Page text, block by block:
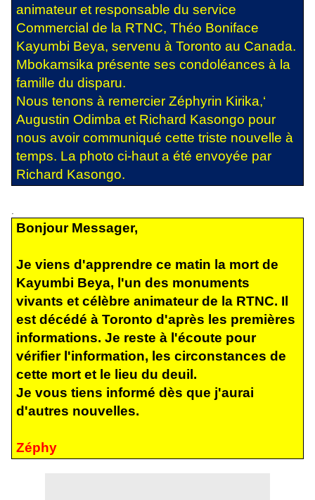
animateur et responsable du service
Commercial de la RTNC, Théo Boniface
Kayumbi Beya, servenu à Toronto au Canada.
Mbokamsika présente ses condoléances à la
famille du disparu.
Nous tenons à remercier Zéphyrin Kirika,‘
Augustin Odimba et Richard Kasongo pour
nous avoir communiqué cette triste nouvelle à
temps. La photo ci-haut a été envoyée par
Richard Kasongo.
Bonjour Messager,
Je viens d'apprendre ce matin la mort de
Kayumbi Beya, l'un des monuments
vivants et célèbre animateur de la RTNC. Il
est décédé à Toronto d'après les premières
informations. Je reste à l'écoute pour
vérifier l'information, les circonstances de
cette mort et le lieu du deuil.
Je vous tiens informé dès que j'aurai
d'autres nouvelles.
Zéphy